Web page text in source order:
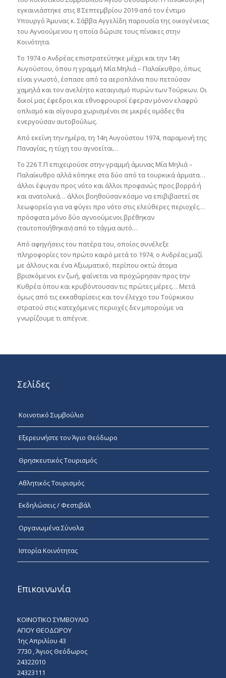
εγκαινιάστηκε στις 8 Σεπτεμβρίου 2019 από τον έντιμο
Υπουργό Άμυνας κ. Σάββα Αγγελίδη παρουσία της οικογένειας
του Αγνοούμενου η οποία δώρισε τους πίνακες στην
Κοινότητα.
Το 1974 ο Ανδρέας επιστρατεύτηκε μέχρι και την 14η
Αυγούστου, όπου η γραμμή Μία Μηλιά – Παλαίκυθρο, όπως
είναι γνωστό, έσπασε από τα αεροπλάνα που πετούσαν
χαμηλά και τον ανελέητο καταιγισμό πυρών των Τούρκων. Οι
δικοί μας έφεδροι και εθνοφρουροί έφεραν μόνον ελαφρύ
οπλισμό και σίγουρα χωρισμένοι σε μικρές ομάδες θα
ενεργούσαν αυτοβούλως.
Από εκείνη την ημέρα, τη 14η Αυγούστου 1974, παραμονή της
Παναγίας, η τύχη του αγνοείται…
Το 226 Τ.Π επιχειρούσε στην γραμμή άμυνας Μία Μηλιά –
Παλαίκυθρο αλλά κόπηκε στα δύο από τα τουρκικά άρματα…
άλλοι έφυγαν προς νότο και άλλοι προφανώς προς βορρά ή
και ανατολικά… άλλοι βοηθούσαν κόσμο να επιβιβαστεί σε
λεωφορεία για να φύγει προ νότο στις ελεύθερες περιοχές…
πρόσφατα μόνο δύο αγνοούμενοι βρέθηκαν
(ταυτοποιήθηκαν) από το τάγμα αυτό…
Από αφηγήσεις του πατέρα του, οποίος συνέλεξε
πληροφορίες τον πρώτο καιρό μετά το 1974, ο Ανδρέας μαζί
με άλλους και ένα Αξιωματικό, περίπου οκτώ άτομα
βρισκόμενοι εν ζωή, φαίνεται να προχώρησαν προς την
Κυθρέα όπου και κρυβόντουσαν τις πρώτες μέρες… Μετά
όμως από τις εκκαθαρίσεις και τον έλεγχο του Τούρκικου
στρατού στις κατεχόμενες περιοχές δεν μπορούμε να
γνωρίζουμε τι απέγινε.
Σελίδες
Κοινοτικό Συμβούλιο
Εξερευνήστε τον Άγιο Θεόδωρο
Θρησκευτικός Τουρισμός
Αθλητικός Τουρισμός
Εκδηλώσεις / Φεστιβάλ
Οργανωμένα Σύνολα
Ιστορία Κοινότητας
Επικοινωνία
ΚΟΙΝΟΤΙΚΟ ΣΥΜΒΟΥΛΙΟ
ΑΓΙΟΥ ΘΕΟΔΩΡΟΥ
1ης Απριλίου 43
7730 , Άγιος Θεόδωρος
24322010
24323111